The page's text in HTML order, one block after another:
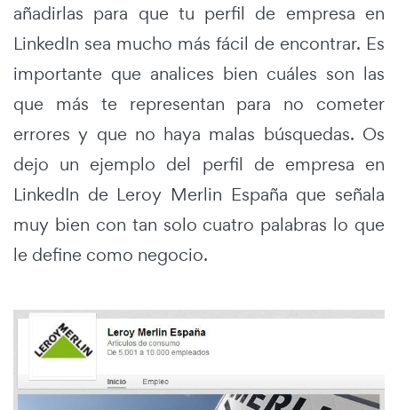
añadirlas para que tu perfil de empresa en
LinkedIn sea mucho más fácil de encontrar. Es
importante que analices bien cuáles son las
que más te representan para no cometer
errores y que no haya malas búsquedas. Os
dejo un ejemplo del perfil de empresa en
LinkedIn de Leroy Merlin España que señala
muy bien con tan solo cuatro palabras lo que
le define como negocio.